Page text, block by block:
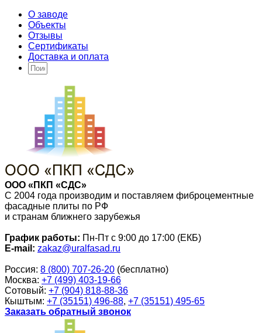
О заводе
Объекты
Отзывы
Сертификаты
Доставка и оплата
ООО «ПКП «СДС»
С 2004 года производим и поставляем фиброцементные
фасадные плиты по РФ
и странам ближнего зарубежья
График работы: Пн-Пт с 9:00 до 17:00 (ЕКБ)
E-mail: zakaz@uralfasad.ru
Россия: 8 (800) 707-26-20 (бесплатно)
Москва: +7 (499) 403-19-66
Сотовый: +7 (904) 818-88-36
Кыштым: +7 (35151) 496-88, +7 (35151) 495-65
Заказать обратный звонок